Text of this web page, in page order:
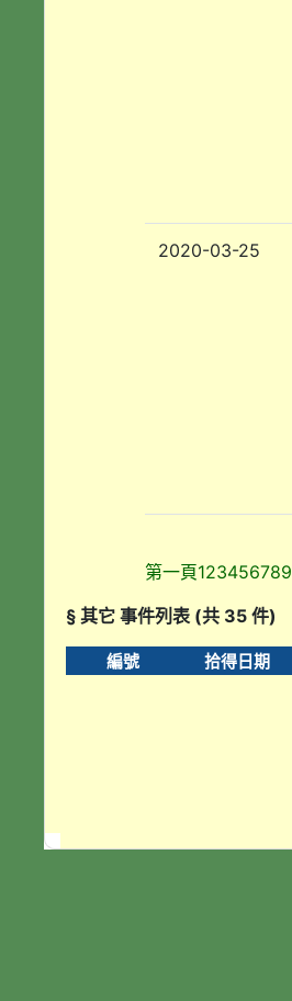
2020-03-25
第一頁123456789
§ 其它 事件列表 (共 35 件)
編號 拾得日期